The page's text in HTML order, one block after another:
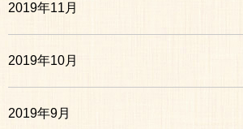
2019年11月
2019年10月
2019年9月